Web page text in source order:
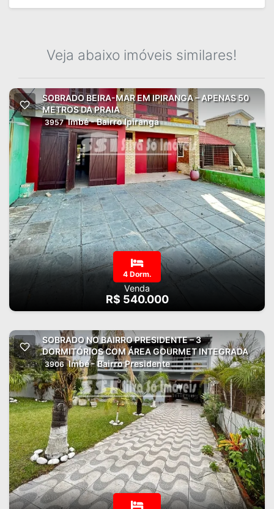
Veja abaixo imóveis similares!
SOBRADO BEIRA-MAR EM IPIRANGA – APENAS 50
METROS DA PRAIA
3957 Imbé - Bairro Ipiranga
4 Dorm.
Venda
R$ 540.000
SOBRADO NO BAIRRO PRESIDENTE – 3
DORMITÓRIOS COM ÁREA GOURMET INTEGRADA
3906 Imbé - Bairro Presidente